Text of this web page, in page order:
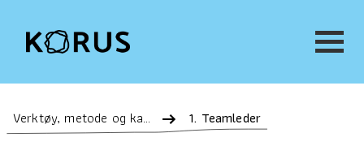
Verktøy, metode og kartlegging 1. Teamleder